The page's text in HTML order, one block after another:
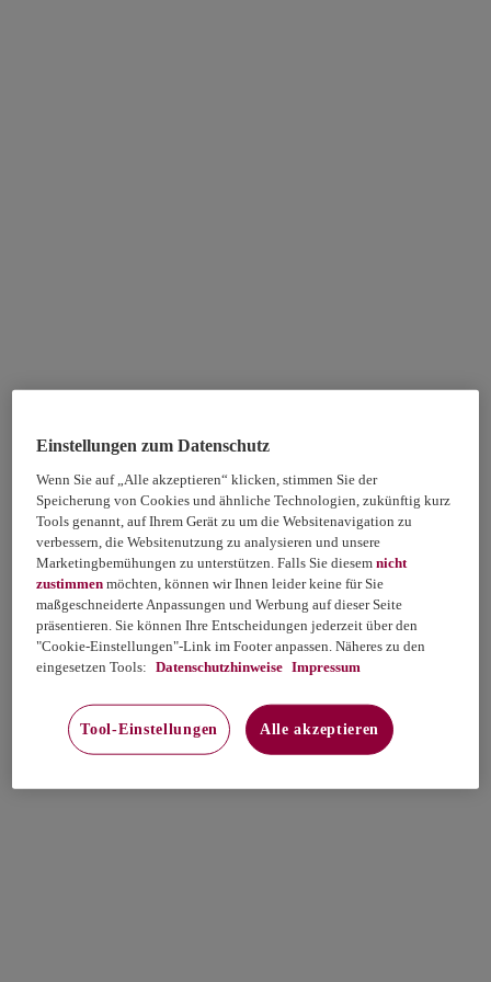
Einstellungen zum Datenschutz
Wenn Sie auf „Alle akzeptieren“ klicken, stimmen Sie der
Speicherung von Cookies und ähnliche Technologien, zukünftig kurz
Tools genannt, auf Ihrem Gerät zu um die Websitenavigation zu
verbessern, die Websitenutzung zu analysieren und unsere
Marketingbemühungen zu unterstützen. Falls Sie diesemnicht
zustimmen möchten, können wir Ihnen leider keine für Sie
maßgeschneiderte Anpassungen und Werbung auf dieser Seite
präsentieren. Sie können Ihre Entscheidungen jederzeit über den
"Cookie-Einstellungen"-Link im Footer anpassen. Näheres zu den
eingesetzen Tools: Datenschutzhinweise Impressum
Tool-Einstellungen Alle akzeptieren